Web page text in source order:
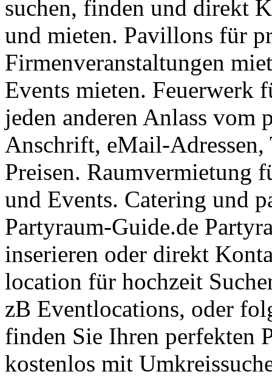
suchen, finden und direkt
und mieten. Pavillons für
Firmenveranstaltungen
Events mieten. Feuerwerk
jeden anderen Anlass vom
Anschrift, eMail-
Preisen. Raumvermietung
und Events. Catering und
Partyraum-Guide.de
inserieren oder direkt
location für hochzeit
zB Eventlocations, oder
finden Sie Ihren perfekten
kostenlos mit